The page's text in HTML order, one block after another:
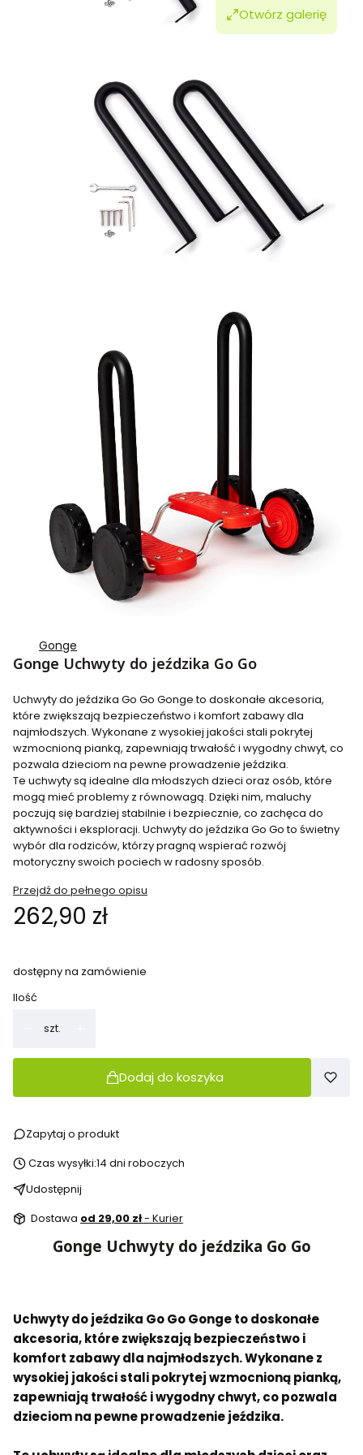
Otwórz galerię
Gonge
Gonge Uchwyty do jeździka Go Go
Uchwyty do jeździka Go Go Gonge to doskonałe akcesoria,
które zwiększają bezpieczeństwo i komfort zabawy dla
najmłodszych. Wykonane z wysokiej jakości stali pokrytej
wzmocnioną pianką, zapewniają trwałość i wygodny chwyt, co
pozwala dzieciom na pewne prowadzenie jeździka.
Te uchwyty są idealne dla młodszych dzieci oraz osób, które
mogą mieć problemy z równowagą. Dzięki nim, maluchy
poczują się bardziej stabilnie i bezpiecznie, co zachęca do
aktywności i eksploracji. Uchwyty do jeździka Go Go to świetny
wybór dla rodziców, którzy pragną wspierać rozwój
motoryczny swoich pociech w radosny sposób.
Przejdź do pełnego opisu
Cena
262,90 zł
dostępny na zamówienie
Ilość
szt.
Dodaj do koszyka
Zapytaj o produkt
Czas wysyłki:14 dni roboczych
Udostępnij
Dostawa od 29,00 zł- Kurier
Gonge Uchwyty do jeździka Go Go
Uchwyty do jeździka Go Go Gonge to doskonałe
akcesoria, które zwiększają bezpieczeństwo i
komfort zabawy dla najmłodszych. Wykonane z
wysokiej jakości stali pokrytej wzmocnioną pianką,
zapewniają trwałość i wygodny chwyt, co pozwala
dzieciom na pewne prowadzenie jeździka.